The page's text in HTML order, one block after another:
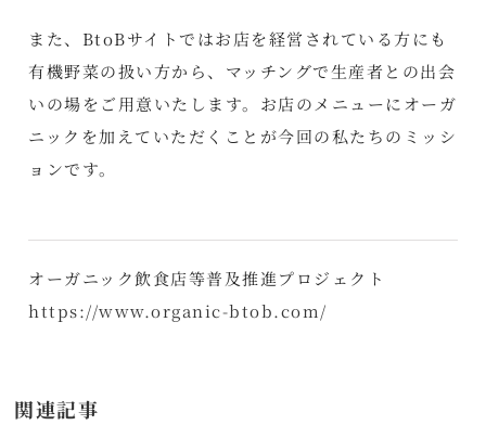
また、BtoBサイトではお店を経営されている方にも
有機野菜の扱い方から、マッチングで生産者との出会
いの場をご用意いたします。お店のメニューにオーガ
ニックを加えていただくことが今回の私たちのミッシ
ョンです。
オーガニック飲食店等普及推進プロジェクト
https://www.organic-btob.com/
関連記事